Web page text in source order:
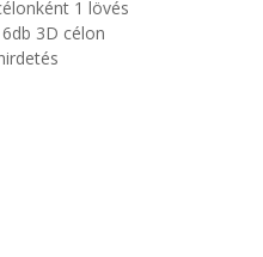
1 lövés
3D célon